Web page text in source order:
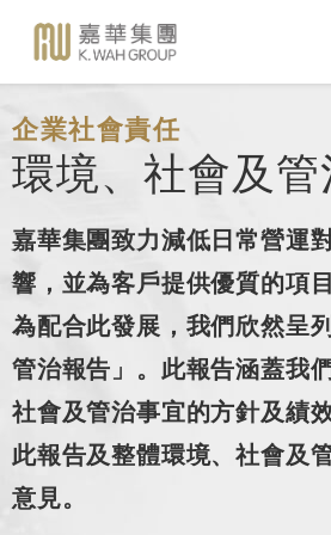
企業社會責任
環境、社會及管
嘉華集團致力減低日常營運
響，並為客戶提供優質的項
為配合此發展，我們欣然呈
管治報告」。此報告涵蓋我
社會及管治事宜的方針及績
此報告及整體環境、社會及
意見。